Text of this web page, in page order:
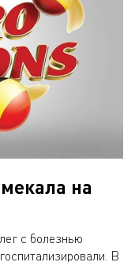
на
с болезнью
В